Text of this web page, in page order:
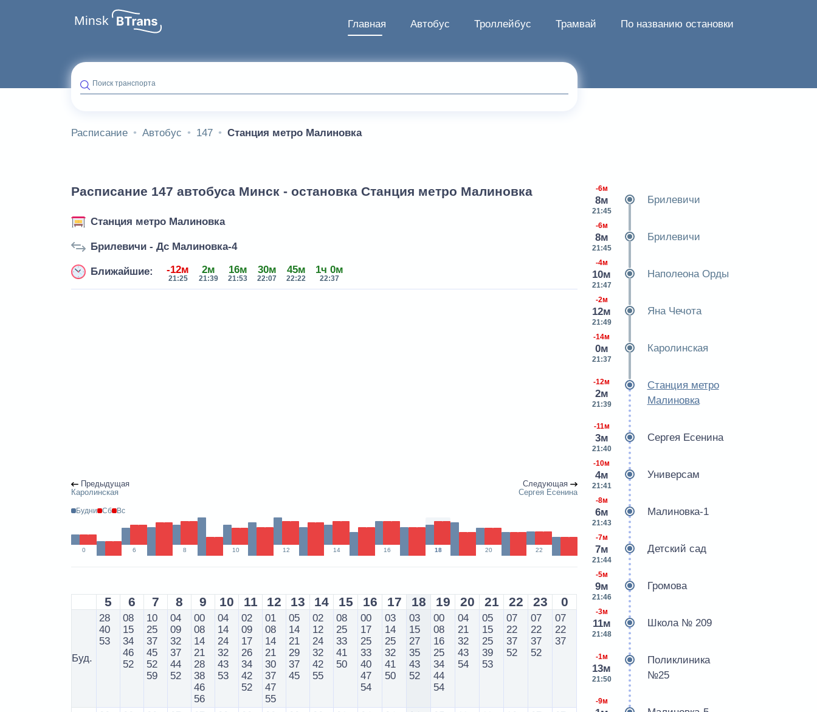
Minsk Главная Автобус Троллейбус Трамвай По названию остановки
Поиск транспорта
Расписание Автобус 147 Станция метро Малиновка
Расписание 147 автобуса Минск - остановка Станция метро Малиновка
Станция метро Малиновка
Брилевичи - Дс Малиновка-4
Ближайшие: -12м
21:25
2м
21:39
16м
21:53
30м
22:07
45м
22:22
1ч 0м
22:37
Предыдущая
Каролинская
Следующая
Сергея Есенина
Будни Сб Вс
0 6 8 10 12 14 16 18 20 22
5 6 7 8 9 10 11 12 13 14 15 16 17 18 19 20 21 22 23 0
Буд.
28
40
53
08
15
34
46
52
10
25
37
45
52
59
04
09
32
37
44
52
00
08
14
21
28
38
46
56
04
14
24
32
43
53
02
09
17
26
34
42
52
01
08
14
21
30
37
47
55
05
14
21
29
37
45
02
12
24
32
42
55
08
25
33
41
50
00
17
25
33
40
47
54
03
14
25
32
41
50
03
15
27
35
43
52
00
08
16
25
34
44
54
04
21
32
43
54
05
15
25
39
53
07
22
37
52
07
22
37
52
07
22
37
-6м
8м
21:45
Брилевичи
-6м
8м
21:45
Брилевичи
-4м
10м
21:47
Наполеона Орды
-2м
12м
21:49
Яна Чечота
-14м
0м
21:37
Каролинская
-12м
2м
21:39
Станция метро
Малиновка
-11м
3м
21:40
Сергея Есенина
-10м
4м
21:41
Универсам
-8м
6м
21:43
Малиновка-1
-7м
7м
21:44
Детский сад
-5м
9м
21:46
Громова
-3м
11м
21:48
Школа № 209
-1м
13м
21:50
Поликлиника
№25
-9м